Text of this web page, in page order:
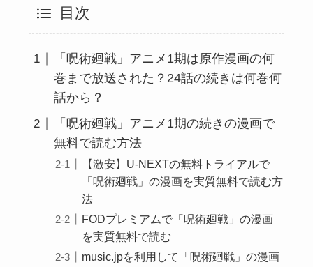
目次
「呪術廻戦」アニメ1期は原作漫画の何
巻まで放送された？24話の続きは何巻何
話から？
「呪術廻戦」アニメ1期の続きの漫画で
無料で読む方法
【激安】U-NEXTの無料トライアルで
「呪術廻戦」の漫画を実質無料で読む方
法
FODプレミアムで「呪術廻戦」の漫画
を実質無料で読む
music.jpを利用して「呪術廻戦」の漫画